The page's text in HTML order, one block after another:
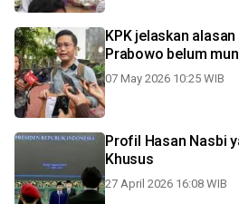
KPK jelaskan
Prabowo belum
07 May 2026 10:25 WIB
Profil Hasan Nasbi
Khusus
27 April 2026 16:08 WIB